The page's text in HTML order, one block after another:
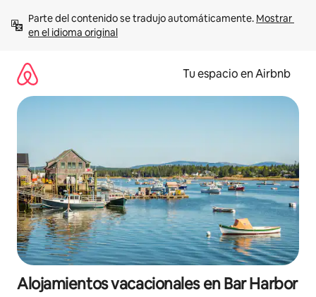
contenido
Parte del contenido se tradujo automáticamente. Mostrar
en el idioma original
Tu espacio en Airbnb
Alojamientos vacacionales en Bar Harbor